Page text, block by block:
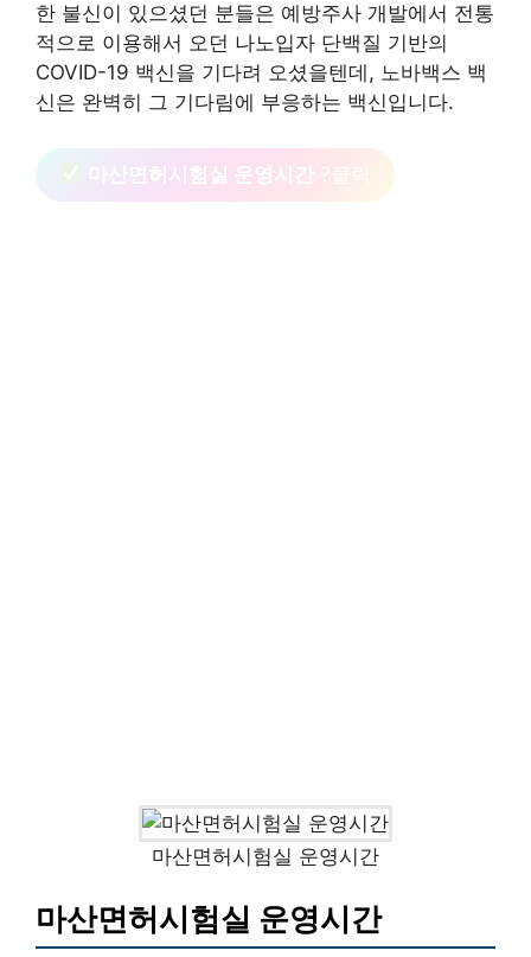
한 불신이 있으셨던 분들은 예방주사 개발에서 전통
적으로 이용해서 오던 나노입자 단백질 기반의
COVID-19 백신을 기다려 오셨을텐데, 노바백스 백
신은 완벽히 그 기다림에 부응하는 백신입니다.
마산면허시험실 운영시간
마산면허시험실 운영시간
마산면허시험실 운영시간